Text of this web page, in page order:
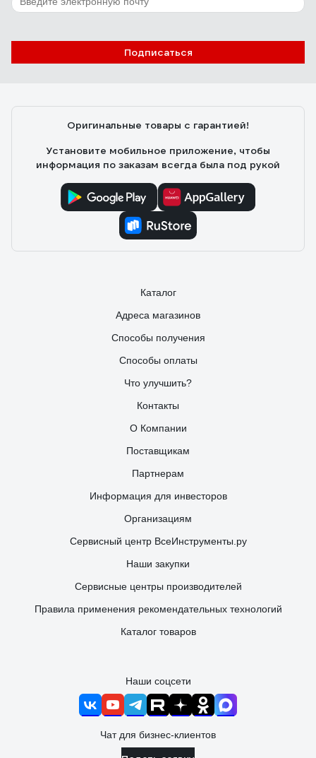
Подписаться
Оригинальные товары с гарантией!
Установите мобильное приложение, чтобы
информация по заказам всегда была под рукой
Каталог
Адреса магазинов
Способы получения
Способы оплаты
Что улучшить?
Контакты
О Компании
Поставщикам
Партнерам
Информация для инвесторов
Организациям
Сервисный центр ВсеИнструменты.ру
Наши закупки
Сервисные центры производителей
Правила применения рекомендательных технологий
Каталог товаров
Наши соцсети
Чат для бизнес-клиентов